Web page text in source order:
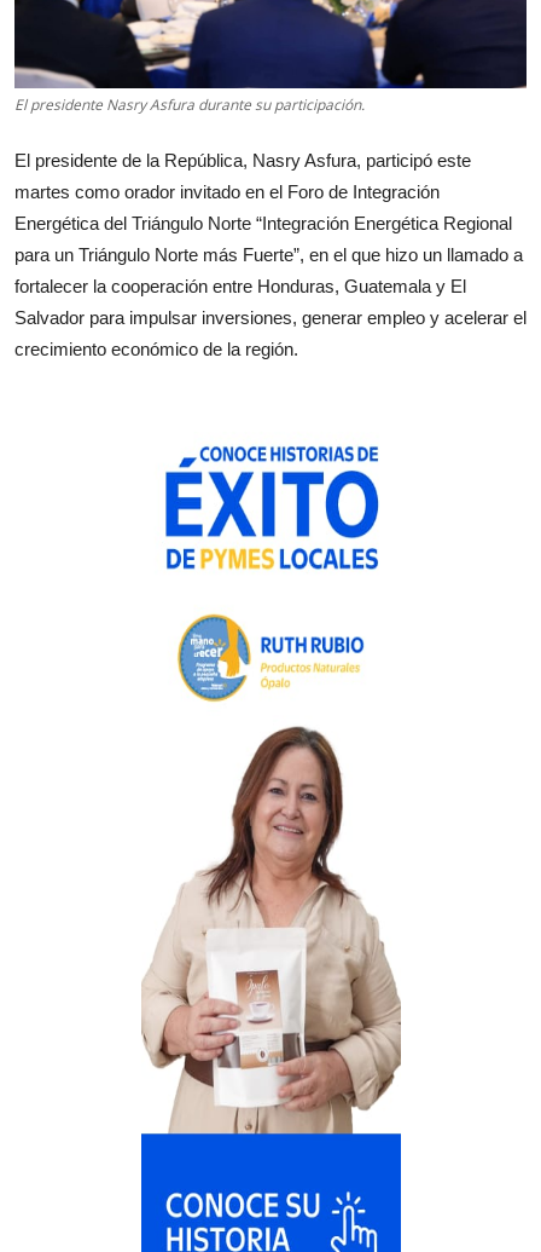
El presidente Nasry Asfura durante su participación.
El presidente de la República, Nasry Asfura, participó este
martes como orador invitado en el Foro de Integración
Energética del Triángulo Norte “Integración Energética Regional
para un Triángulo Norte más Fuerte”, en el que hizo un llamado a
fortalecer la cooperación entre Honduras, Guatemala y El
Salvador para impulsar inversiones, generar empleo y acelerar el
crecimiento económico de la región.